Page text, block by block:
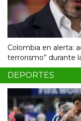
Colombia en alerta:
terrorismo” durante
DEPORTES